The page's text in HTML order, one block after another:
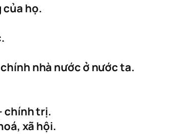
của họ.
nhà nước ở nước ta.
chính trị.
xã hội.